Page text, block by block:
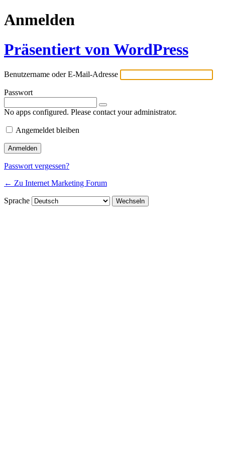
Anmelden
Präsentiert von WordPress
Benutzername oder E-Mail-Adresse
Passwort
No apps configured. Please contact your administrator.
Angemeldet bleiben
Passwort vergessen?
← Zu Internet Marketing Forum
Sprache